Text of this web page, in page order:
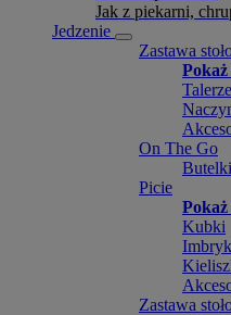
Jak z piekarni,
Jedzenie
Zastawa
Pokaż
On The Go
Picie
Kubki
Zastawa